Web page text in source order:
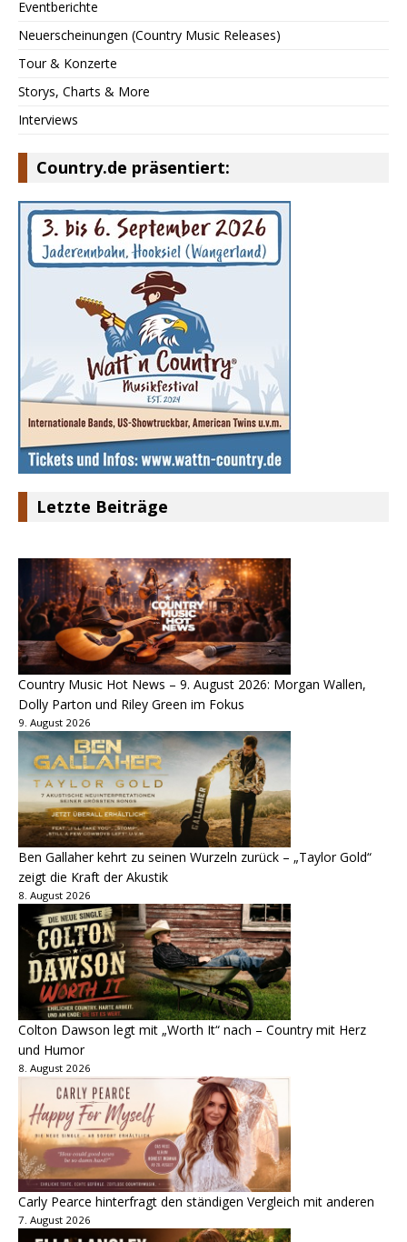
Eventberichte
Neuerscheinungen (Country Music Releases)
Tour & Konzerte
Storys, Charts & More
Interviews
Country.de präsentiert:
Letzte Beiträge
Country Music Hot News – 9. August 2026: Morgan Wallen,
Dolly Parton und Riley Green im Fokus
9. August 2026
Ben Gallaher kehrt zu seinen Wurzeln zurück – „Taylor Gold“
zeigt die Kraft der Akustik
8. August 2026
Colton Dawson legt mit „Worth It“ nach – Country mit Herz
und Humor
8. August 2026
Carly Pearce hinterfragt den ständigen Vergleich mit anderen
7. August 2026